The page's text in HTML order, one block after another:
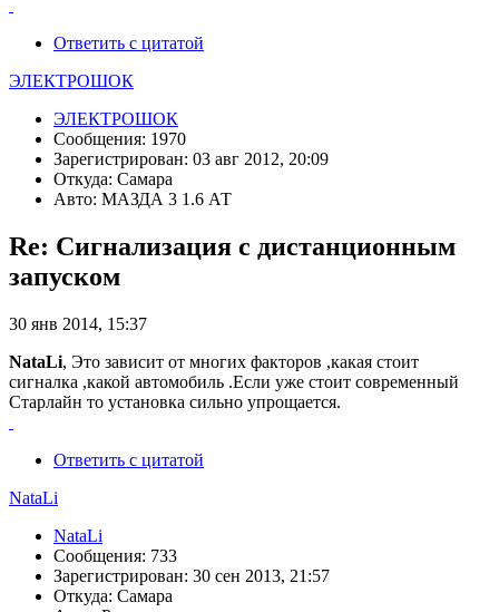
Ответить с цитатой
ЭЛЕКТРОШОК
ЭЛЕКТРОШОК
Сообщения: 1970
Зарегистрирован: 03 авг 2012, 20:09
Откуда: Самара
Авто: МАЗДА 3 1.6 АТ
Re: Сигнализация с дистанционным
запуском
30 янв 2014, 15:37
NataLi, Это зависит от многих факторов ,какая стоит
сигналка ,какой автомобиль .Если уже стоит современный
Старлайн то установка сильно упрощается.
Ответить с цитатой
NataLi
NataLi
Сообщения: 733
Зарегистрирован: 30 сен 2013, 21:57
Откуда: Самара